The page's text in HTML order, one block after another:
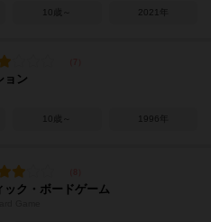
10歳～ 2021年
ョン
10歳～ 1996年
ック・ボードゲーム